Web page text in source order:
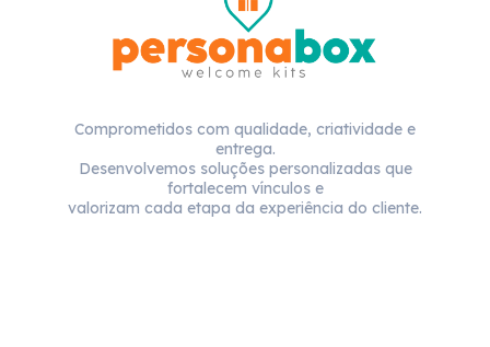
Comprometidos com qualidade, criatividade e
entrega.
Desenvolvemos soluções personalizadas que
fortalecem vínculos e
valorizam cada etapa da experiência do cliente.